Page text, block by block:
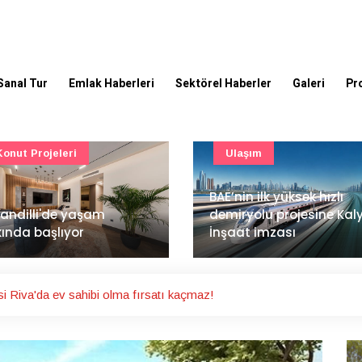
Tur Emlak Haberleri Sektörel Haberler Galeri
ilk yüksek hızlı
projesine Kalyon
imzası
Mimarlık ve mühendislik
projeleri e-PYS ile dijital
ortama taşınacak
Güncel
Riva'da ev sahibi olma fırsatı kaçmaz!